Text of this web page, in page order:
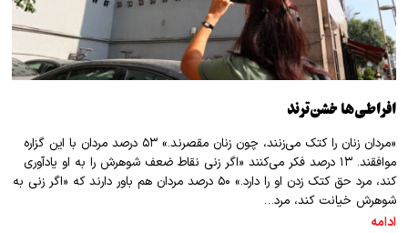
افراطی‌ها خشن‌ترند
«مردان زنان را کتک می‌زنند، چون زنان مقصرند.» ۵۳ درصد مردان با این گزاره
موافقند. ۱۳ درصد فکر می‌کنند «اگر زنی نقاط ضعف شوهرش را به او یادآوری
کند، مرد حق کتک زدن او را دارد.» ۵۰ درصد مردان هم باور دارند که «اگر زنی به
شوهرش خیانت کند، مرد…
ادامه